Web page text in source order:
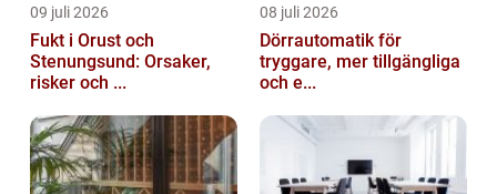
09 juli 2026
Fukt i Orust och
Stenungsund: Orsaker,
risker och ...
08 juli 2026
Dörrautomatik för
tryggare, mer tillgängliga
och e...